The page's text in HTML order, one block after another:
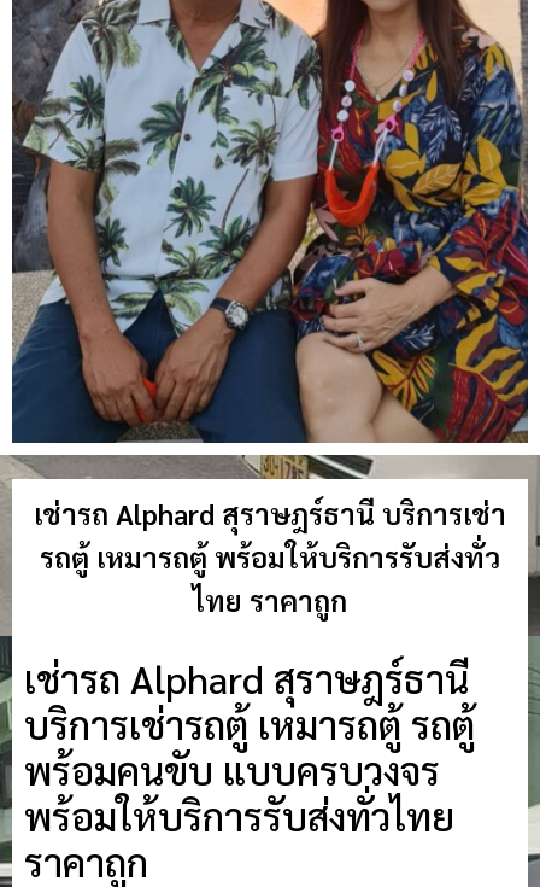
เช่ารถ Alphard สุราษฎร์ธานี บริการเช่า
รถตู้ เหมารถตู้ พร้อมให้บริการรับส่งทั่ว
ไทย ราคาถูก
เช่ารถ Alphard สุราษฎร์ธานี
บริการเช่ารถตู้ เหมารถตู้ รถตู้
พร้อมคนขับ แบบครบวงจร
พร้อมให้บริการรับส่งทั่วไทย
ราคาถูก